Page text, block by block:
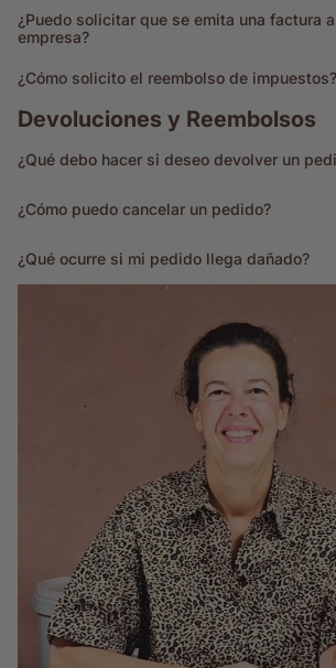
¿Puedo solicitar que se emita una factura
empresa?
¿Cómo solicito el reembolso de impuestos?
Devoluciones y Reembolsos
¿Qué debo hacer si deseo devolver un
¿Cómo puedo cancelar un pedido?
¿Qué ocurre si mi pedido llega dañado?